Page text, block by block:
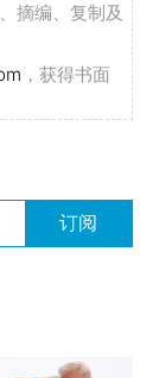
摘编、复制及
，获得书面
订阅